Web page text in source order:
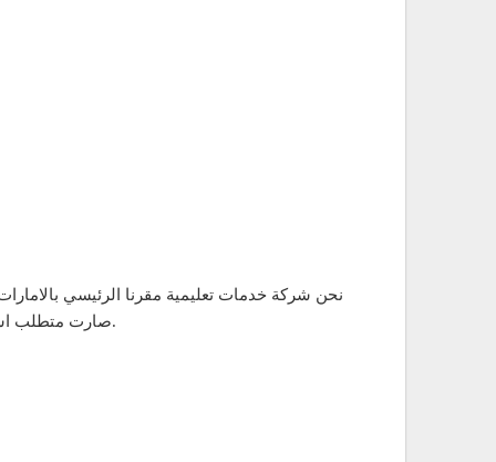
نحن شركة خدمات تعليمية مقرنا الرئيسي
صارت متطلب اساسي في مختلف المجالات. تأسست الشركة من ٦ سنوات والحمدلله حققنا نجاحات قوية ومستمرين في انجازات ونجاحات اقوى.